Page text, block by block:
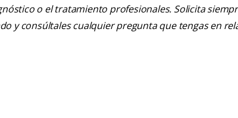
o el tratamiento profesionales. Solicita
y consúltales cualquier pregunta que tengas en